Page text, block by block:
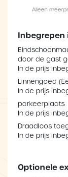
Alleen
Inbegrepen
door de gast
In de prijs
Linnengoed
In de prijs
parkeerplaats
In de prijs
Draadloos
In de prijs
Optionele